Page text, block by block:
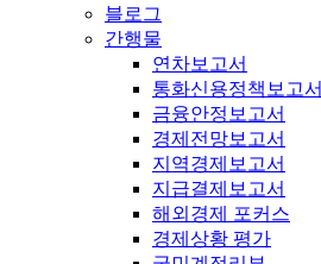
블로그
간행물
연차보고서
통화신용정책보고서
금융안정보고서
경제전망보고서
지역경제보고서
지급결제보고서
해외경제 포커스
경제상황 평가